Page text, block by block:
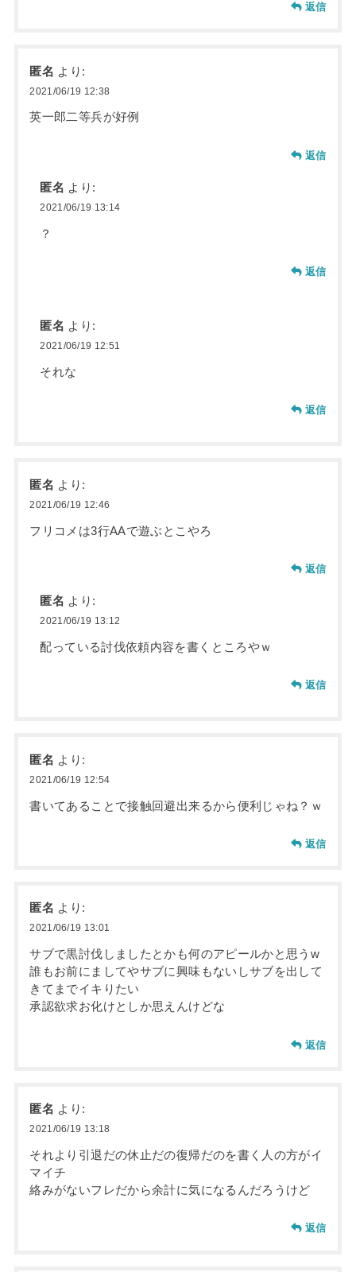
返信
匿名 より:
2021/06/19 12:38
英一郎二等兵が好例
返信
匿名 より:
2021/06/19 13:14
？
返信
匿名 より:
2021/06/19 12:51
それな
返信
匿名 より:
2021/06/19 12:46
フリコメは3行AAで遊ぶとこやろ
返信
匿名 より:
2021/06/19 13:12
配っている討伐依頼内容を書くところやｗ
返信
匿名 より:
2021/06/19 12:54
書いてあることで接触回避出来るから便利じゃね？ｗ
返信
匿名 より:
2021/06/19 13:01
サブで黒討伐しましたとかも何のアピールかと思うw
誰もお前にましてやサブに興味もないしサブを出して
きてまでイキりたい
承認欲求お化けとしか思えんけどな
返信
匿名 より:
2021/06/19 13:18
それより引退だの休止だの復帰だのを書く人の方がイ
マイチ
絡みがないフレだから余計に気になるんだろうけど
返信